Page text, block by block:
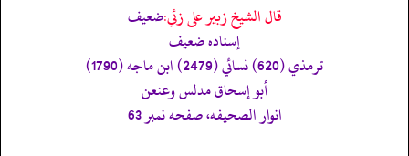
قال الشيخ زبير على زئي:ضعيف
إسناده ضعيف
ترمذي (620) نسائي (2479) ابن ماجه (1790)
أبو إسحاق مدلس وعنعن
انوار الصحيفه، صفحه نمبر 63